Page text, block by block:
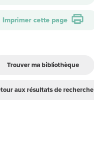
Imprimer cette page
Trouver ma bibliothèque
aux résultats de recherche